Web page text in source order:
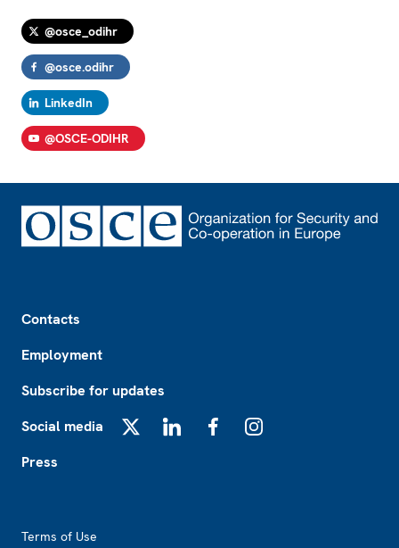
@osce_odihr
@osce.odihr
LinkedIn
@OSCE-ODIHR
Contacts
Employment
Subscribe for updates
Social media
Press
Terms of Use